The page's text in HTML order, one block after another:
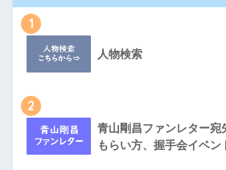
1
人物検索
2
青山剛昌ファンレター宛
もらい方、握手会イベン